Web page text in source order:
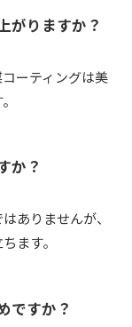
がりますか？
ーティングは美
か？
ありませんが、
ます。
ですか？